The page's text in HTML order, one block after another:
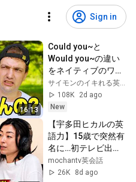
Sign in
16:13
Could you~と
Would you~の違い
をネイティブのワシ
が解説するゾ！【丁
寧な英語表現】
サイモンのイキれる英語教室
108K
2d ago
New
【宇多田ヒカルの英
語力】15歳で突然有
名に…初テレビ出演
で転倒した日の本音
｜英語字幕・日本語
mochantv英会話
26K
8d ago